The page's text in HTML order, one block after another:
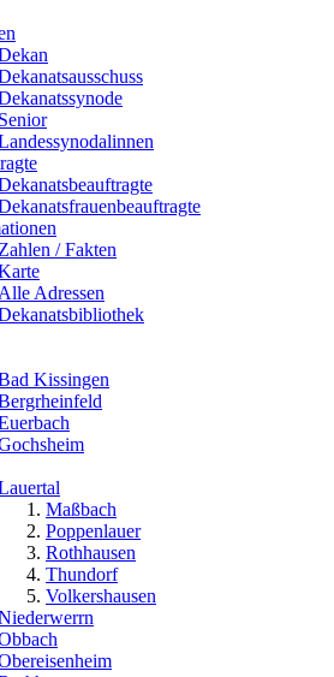
Senior
Zahlen / Fakten
Alle Adressen
Kissingen
Maßbach
Poppenlauer
Rothhausen
Thundorf
Volkershausen